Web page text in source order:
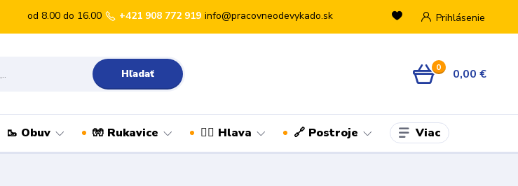
Prihlásenie
Hľadať
od 8.00 do 16.00 +421 908 772 919 info@pracovneodevykado.sk
0 0,00 €
🥾 Obuv 🧤 Rukavice 👷‍♂️ Hlava 🔗 Postroje Viac